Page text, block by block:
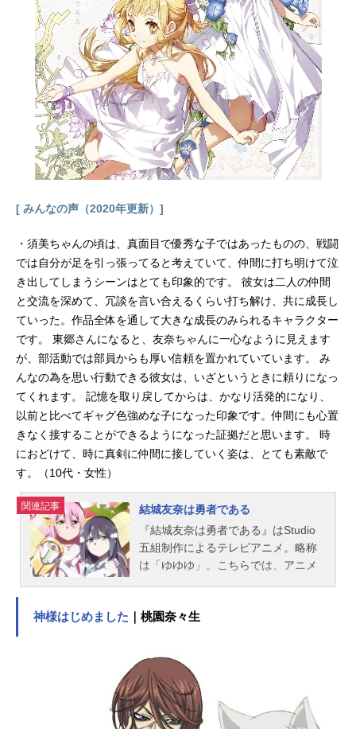
[ みんなの声（2020年更新）]
・須美ちゃんの頃は、真面目で優秀な子ではあったものの、戦闘
では自分が足を引っ張ってると考えていて、仲間に打ち明けて泣
き出してしまうシーンはとても印象的です。 彼女は二人の仲間
と交流を深めて、冗談を言い合えるくらい打ち解け、共に成長し
ていった。作品全体を通して大きな成長のみられるキャラクター
です。 東郷さんになると、友奈ちゃんに一心なように見えます
が、部活動では部員からも厚い信頼を置かれていています。 み
んなの為を思い行動できる彼女は、いざというときに頼りになっ
てくれます。 記憶を取り戻してからは、かなり活発的になり、
以前と比べてギャグ色強めな子になった印象です。仲間にも心置
きなく接することができるようになった証拠だと思います。 時
におどけて、時に真剣に仲間に接していく姿は、とても素敵で
す。（10代・女性）
関連記事
結城友奈は勇者である
『結城友奈は勇者である』はStudio
五組制作によるテレビアニメ。略称
は「ゆゆゆ」。こちらでは、アニメ
スメ記事をご紹介！
神様はじめました ｜桃園奈々生